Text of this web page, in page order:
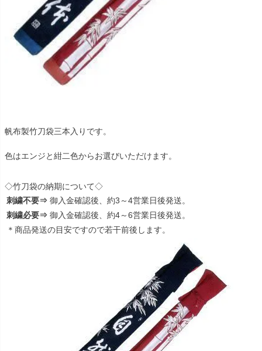
帆布製竹刀袋三本入りです。
色はエンジと紺二色からお選びいただけます。
◇竹刀袋の納期について◇
刺繍不要⇒ 御入金確認後、約3～4営業日後発送。
刺繍必要⇒ 御入金確認後、約4～6営業日後発送。
＊商品発送の目安ですので若干前後します。